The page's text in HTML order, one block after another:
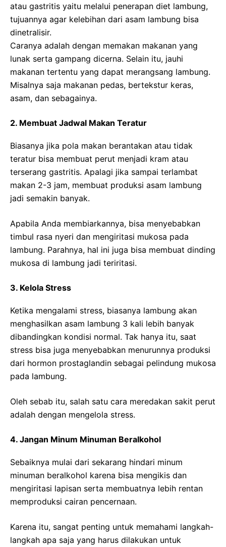
atau gastritis yaitu melalui penerapan diet lambung,
tujuannya agar kelebihan dari asam lambung bisa
dinetralisir.
Caranya adalah dengan memakan makanan yang
lunak serta gampang dicerna. Selain itu, jauhi
makanan tertentu yang dapat merangsang lambung.
Misalnya saja makanan pedas, bertekstur keras,
asam, dan sebagainya.
2. Membuat Jadwal Makan Teratur
Biasanya jika pola makan berantakan atau tidak
teratur bisa membuat perut menjadi kram atau
terserang gastritis. Apalagi jika sampai terlambat
makan 2-3 jam, membuat produksi asam lambung
jadi semakin banyak.
Apabila Anda membiarkannya, bisa menyebabkan
timbul rasa nyeri dan mengiritasi mukosa pada
lambung. Parahnya, hal ini juga bisa membuat dinding
mukosa di lambung jadi teriritasi.
3. Kelola Stress
Ketika mengalami stress, biasanya lambung akan
menghasilkan asam lambung 3 kali lebih banyak
dibandingkan kondisi normal. Tak hanya itu, saat
stress bisa juga menyebabkan menurunnya produksi
dari hormon prostaglandin sebagai pelindung mukosa
pada lambung.
Oleh sebab itu, salah satu cara meredakan sakit perut
adalah dengan mengelola stress.
4. Jangan Minum Minuman Beralkohol
Sebaiknya mulai dari sekarang hindari minum
minuman beralkohol karena bisa mengikis dan
mengiritasi lapisan serta membuatnya lebih rentan
memproduksi cairan pencernaan.
Karena itu, sangat penting untuk memahami langkah-
langkah apa saja yang harus dilakukan untuk